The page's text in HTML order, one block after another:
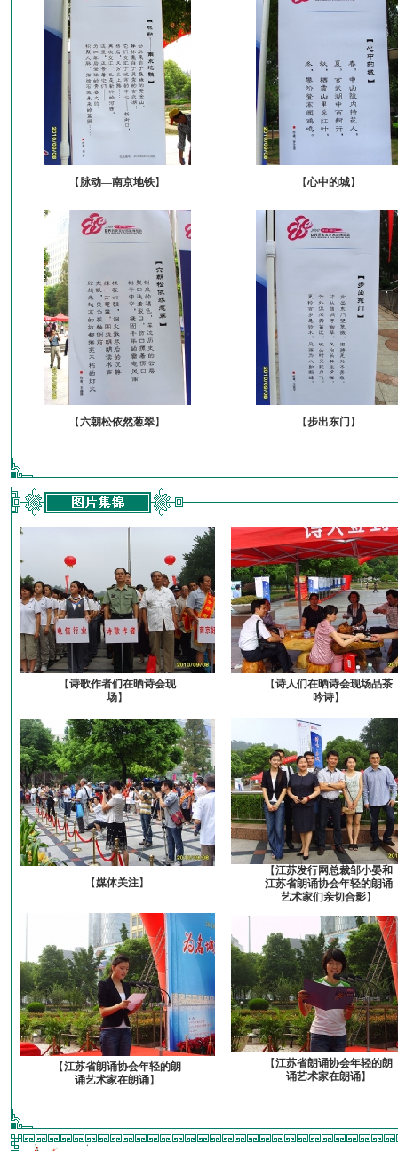
【脉动—南京地铁】 【心中的城】
【六朝松依然葱翠】 【步出东门 】
【诗歌作者们在晒诗会现
场】
【诗人们在晒诗会现场品茶
吟诗】
【媒体关注】
【江苏发行网总裁邹小晏和
江苏省朗诵协会年轻的朗诵
艺术家们亲切合影】
【江苏省朗诵协会年轻的朗
诵艺术家在朗诵】
【江苏省朗诵协会年轻的朗
诵艺术家在朗诵】